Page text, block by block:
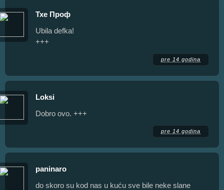
Тхе Проф
Ubila defka!
+++
pre 14 godina
Loksi
Dobro ovo. +++
pre 14 godina
paninaro
do skoro su kod nas u kuću sve bile neke slane